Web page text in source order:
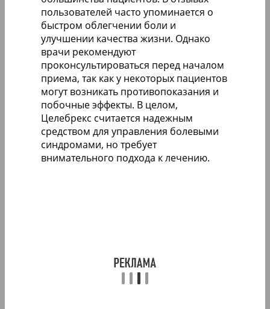
пользователей часто упоминается о
быстром облегчении боли и
улучшении качества жизни. Однако
врачи рекомендуют
проконсультироваться перед началом
приема, так как у некоторых пациентов
могут возникать противопоказания и
побочные эффекты. В целом,
Целебрекс считается надежным
средством для управления болевыми
синдромами, но требует
внимательного подхода к лечению.